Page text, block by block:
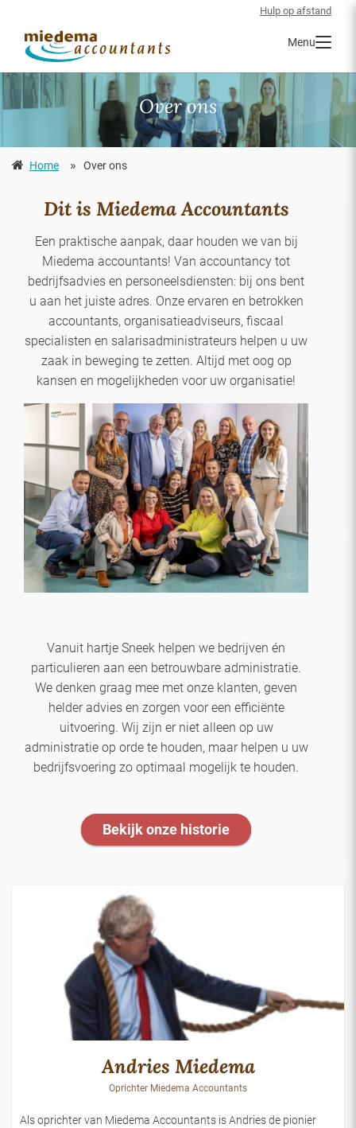
Hulp op afstand
Menu
Over ons
Home » Over ons
Dit is Miedema Accountants
Een praktische aanpak, daar houden we van bij
Miedema accountants! Van accountancy tot
bedrijfsadvies en personeelsdiensten: bij ons bent
u aan het juiste adres. Onze ervaren en betrokken
accountants, organisatieadviseurs, fiscaal
specialisten en salarisadministrateurs helpen u uw
zaak in beweging te zetten. Altijd met oog op
kansen en mogelijkheden voor uw organisatie!
Vanuit hartje Sneek helpen we bedrijven én
particulieren aan een betrouwbare administratie.
We denken graag mee met onze klanten, geven
helder advies en zorgen voor een efficiënte
uitvoering. Wij zijn er niet alleen op uw
administratie op orde te houden, maar helpen u uw
bedrijfsvoering zo optimaal mogelijk te houden.
Bekijk onze historie
Andries Miedema
Oprichter Miedema Accountants
Als oprichter van Miedema Accountants is Andries de pionier